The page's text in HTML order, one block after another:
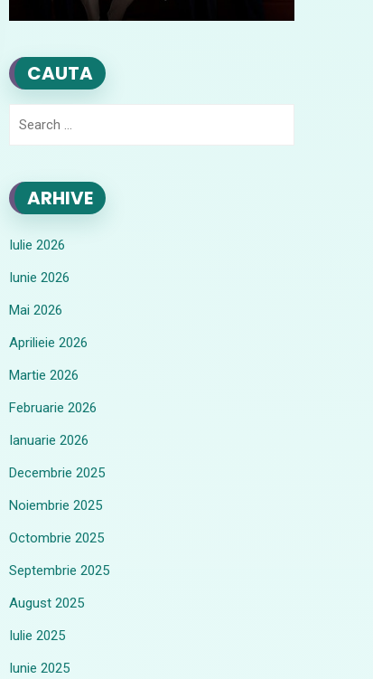
CAUTA
ARHIVE
Iulie 2026
Iunie 2026
Mai 2026
Aprilieie 2026
Martie 2026
Februarie 2026
Ianuarie 2026
Decembrie 2025
Noiembrie 2025
Octombrie 2025
Septembrie 2025
August 2025
Iulie 2025
Iunie 2025